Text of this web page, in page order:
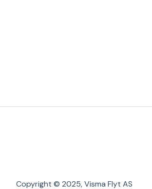
Copyright © 2025, Visma Flyt AS